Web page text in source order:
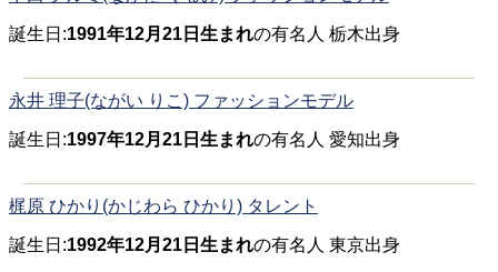
誕生日:1991年12月21日生まれの有名人 栃木出身
永井 理子(ながい りこ) ファッションモデル
誕生日:1997年12月21日生まれの有名人 愛知出身
梶原 ひかり(かじわら ひかり) タレント
誕生日:1992年12月21日生まれの有名人 東京出身